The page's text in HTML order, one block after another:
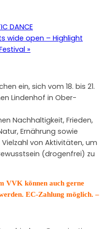
DANCE
wide open – Highlight
»
ein, sich vom 18. bis 21.
Lindenhof in Ober-
Nachhaltigkeit, Frieden,
Ernährung sowie
von Aktivitäten, um
(drogenfrei) zu
VVK können auch gerne
EC-Zahlung möglich. –